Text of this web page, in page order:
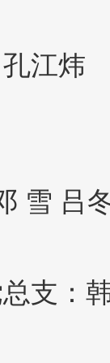
江炜
雪 吕
支：